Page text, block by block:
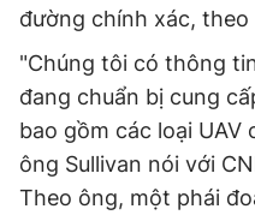
Tổng biên tập: Nguyễn Ngọc
Phó tổng biên tập thường
Phó tổng biên tập: Lâm Hiếu
Phó tổng biên tập: Trần Việt
Tổng thư ký tòa soạn: Đức
Giấy phép xuất bản số 110/
© 2003-2026 Bản quyền
chép dưới mọi hình thức nếu
bản. Phát triển bởi ePi
đường chính xác, theo
"Chúng tôi có thông
đang chuẩn bị cung
bao gồm các loại UAV
ông Sullivan nói với
Theo ông, một phái